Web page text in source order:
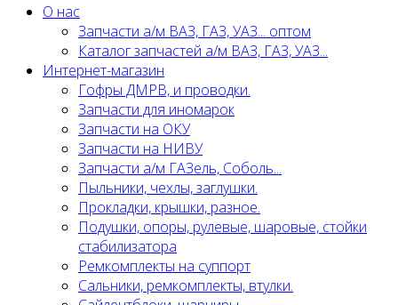
О нас
Запчасти а/м ВАЗ, ГАЗ, УАЗ... оптом
Каталог запчастей а/м ВАЗ, ГАЗ, УАЗ...
Интернет-магазин
Гофры ДМРВ, и проводки.
Запчасти для иномарок
Запчасти на ОКУ
Запчасти на НИВУ
Запчасти а/м ГАЗель, Соболь...
Пыльники, чехлы, заглушки.
Прокладки, крышки, разное.
Подушки, опоры, рулевые, шаровые, стойки
стабилизатора
Ремкомплекты на суппорт
Сальники, ремкомплекты, втулки.